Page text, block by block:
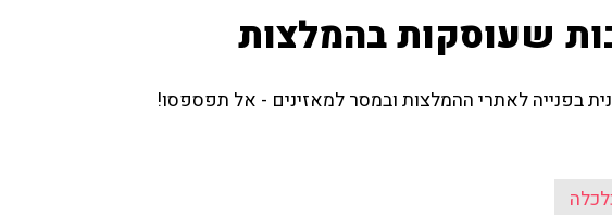
שעוסקות בהמלצות
בפנייה לאתרי ההמלצות ובמסר למאזינים - אל תפספסו!